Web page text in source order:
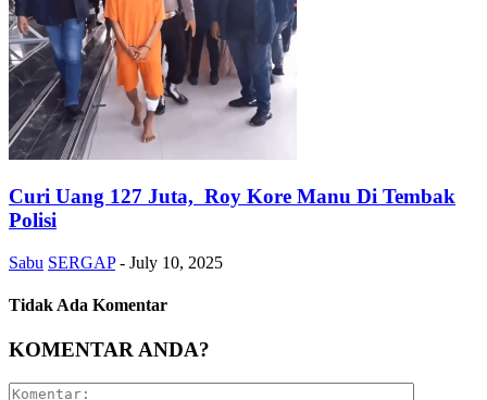
Curi Uang 127 Juta, Roy Kore Manu Di Tembak
Polisi
Sabu SERGAP - July 10, 2025
Tidak Ada Komentar
KOMENTAR ANDA?